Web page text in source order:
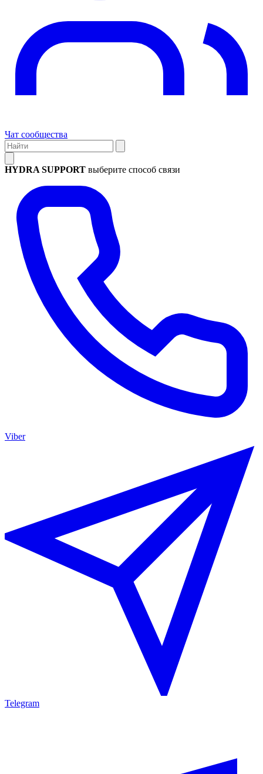
Чат сообщества
HYDRA SUPPORT выберите способ связи
Viber
Telegram